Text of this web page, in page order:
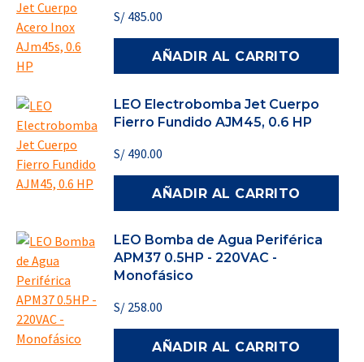
S/ 485.00
AÑADIR AL CARRITO
LEO Electrobomba Jet Cuerpo
Fierro Fundido AJM45, 0.6 HP
S/ 490.00
AÑADIR AL CARRITO
LEO Bomba de Agua Periférica
APM37 0.5HP - 220VAC -
Monofásico
S/ 258.00
AÑADIR AL CARRITO